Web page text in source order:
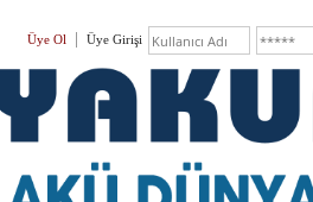
Üye Ol Üye Girişi